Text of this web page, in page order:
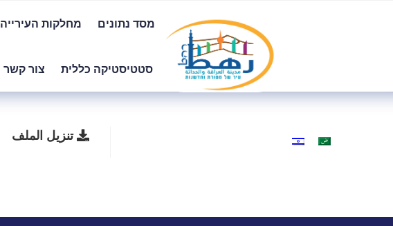
מסד נתונים מחלקות העירייה
סטטיסטיקה כללית צור קשר
تنزيل الملف